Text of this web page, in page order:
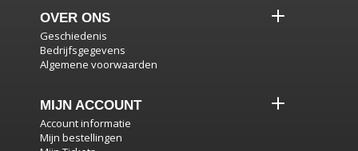
OVER ONS
Geschiedenis
Bedrijfsgegevens
Algemene voorwaarden
MIJN ACCOUNT
Account informatie
Mijn bestellingen